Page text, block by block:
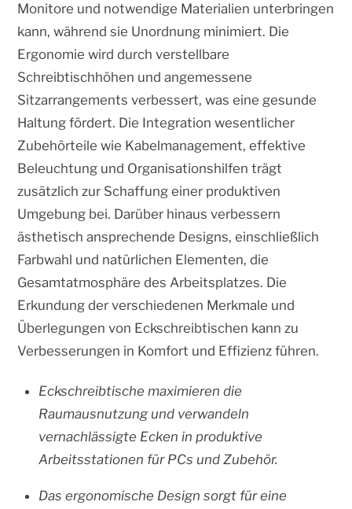
Monitore und notwendige Materialien unterbringen
kann, während sie Unordnung minimiert. Die
Ergonomie wird durch verstellbare
Schreibtischhöhen und angemessene
Sitzarrangements verbessert, was eine gesunde
Haltung fördert. Die Integration wesentlicher
Zubehörteile wie Kabelmanagement, effektive
Beleuchtung und Organisationshilfen trägt
zusätzlich zur Schaffung einer produktiven
Umgebung bei. Darüber hinaus verbessern
ästhetisch ansprechende Designs, einschließlich
Farbwahl und natürlichen Elementen, die
Gesamtatmosphäre des Arbeitsplatzes. Die
Erkundung der verschiedenen Merkmale und
Überlegungen von Eckschreibtischen kann zu
Verbesserungen in Komfort und Effizienz führen.
Eckschreibtische maximieren die
Raumausnutzung und verwandeln
vernachlässigte Ecken in produktive
Arbeitsstationen für PCs und Zubehör.
Das ergonomische Design sorgt für eine